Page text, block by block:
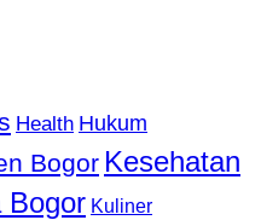
Health Hukum
Bogor Kesehatan
Bogor Kuliner